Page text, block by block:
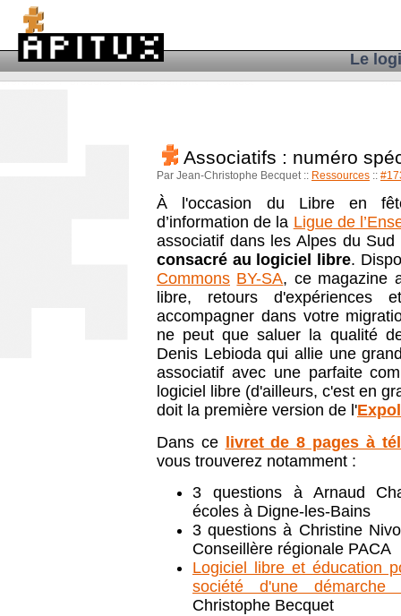
Le
Associatifs : numéro
Par Jean-Christophe Becquet :: Ressources ::
À l'occasion du Libre en
d’information de la Ligue de
associatif dans les Alpes du
consacré au logiciel libre.
Commons BY-SA, ce magazine
libre, retours d'expériences
accompagner dans votre
ne peut que saluer la qualité
Denis Lebioda qui allie une
associatif avec une parfaite
logiciel libre (d'ailleurs, c'est en
doit la première version de l'
Dans ce livret de 8 pages à
vous trouverez notamment :
3 questions à Arnaud
écoles à Digne-les-Bains
3 questions à Christine
Conseillère régionale PACA
Logiciel libre et éducation
société d'une démarche
Christophe Becquet